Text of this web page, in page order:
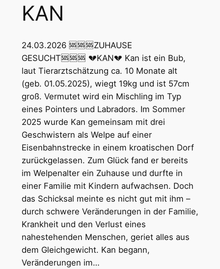
KAN
24.03.2026 🆘🆘🆘ZUHAUSE
GESUCHT🆘🆘🆘 💔KAN💔 Kan ist ein Bub,
laut Tierarztschätzung ca. 10 Monate alt
(geb. 01.05.2025), wiegt 19kg und ist 57cm
groß. Vermutet wird ein Mischling im Typ
eines Pointers und Labradors. Im Sommer
2025 wurde Kan gemeinsam mit drei
Geschwistern als Welpe auf einer
Eisenbahnstrecke in einem kroatischen Dorf
zurückgelassen. Zum Glück fand er bereits
im Welpenalter ein Zuhause und durfte in
einer Familie mit Kindern aufwachsen. Doch
das Schicksal meinte es nicht gut mit ihm –
durch schwere Veränderungen in der Familie,
Krankheit und den Verlust eines
nahestehenden Menschen, geriet alles aus
dem Gleichgewicht. Kan begann,
Veränderungen im…